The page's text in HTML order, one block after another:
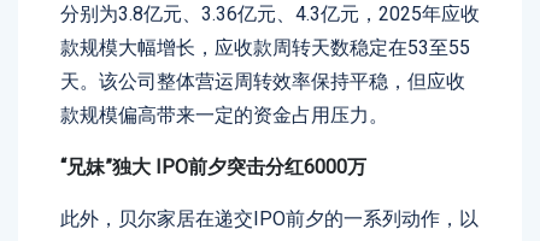
分别为3.8亿元、3.36亿元、4.3亿元，2025年应收
款规模大幅增长，应收款周转天数稳定在53至55
天。该公司整体营运周转效率保持平稳，但应收
款规模偏高带来一定的资金占用压力。
“兄妹”独大 IPO前夕突击分红6000万
此外，贝尔家居在递交IPO前夕的一系列动作，以